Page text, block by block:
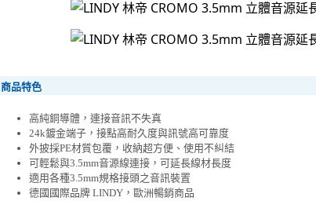
商品特色
高純銅導體，連接音訊不失真
24k鍍金端子，接點高耐久度與訊號高可靠度
外披採PE材質包覆，收納超方便、使用不糾結
可輕鬆與3.5mm音源線連接，可延長線材長度
適用各種3.5mm規格接頭之音訊裝置
德國國際品牌 LINDY，歐洲暢銷商品